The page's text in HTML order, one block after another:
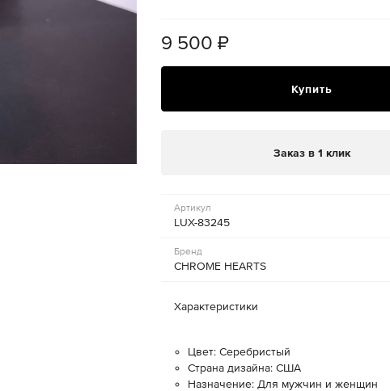
9 500 ₽
Купить
Заказ в 1 клик
Артикул
LUX-83245
Бренд
CHROME HEARTS
Характеристики
Цвет: Серебристый
Страна дизайна: США
Назначение: Для мужчин и женщин